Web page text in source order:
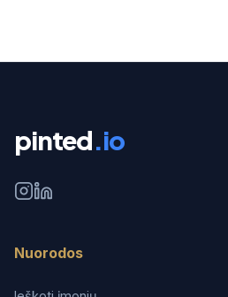
pinted.io
Nuorodos